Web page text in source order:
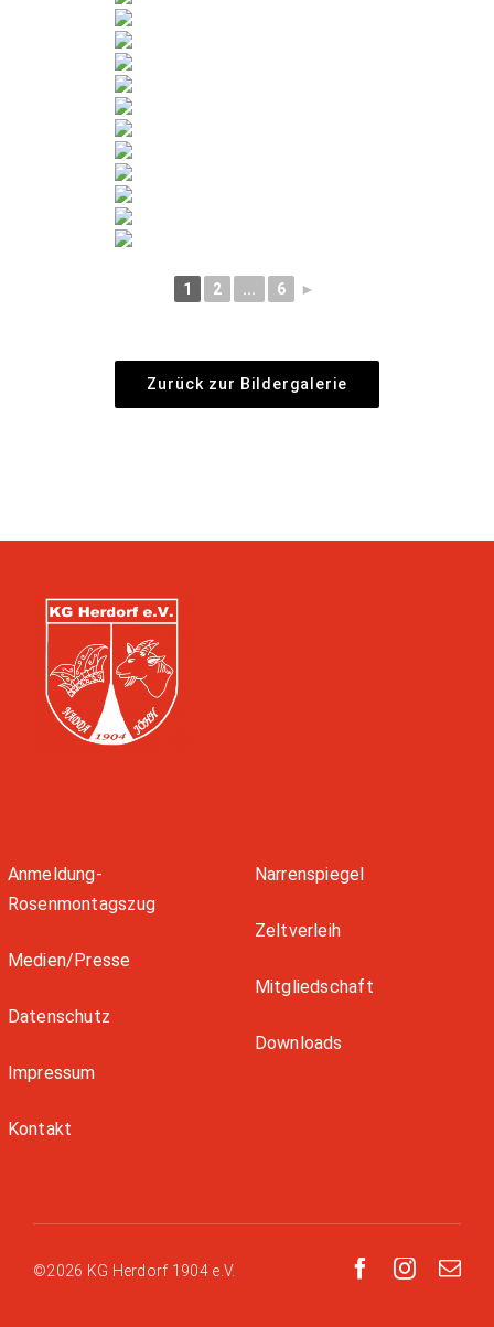
1 2 ... 6 ►
Zurück zur Bildergalerie
Anmeldung-
Rosenmontagszug
Medien/Presse
Datenschutz
Impressum
Kontakt
Narrenspiegel
Zeltverleih
Mitgliedschaft
Downloads
©2026 KG Herdorf 1904 e.V.